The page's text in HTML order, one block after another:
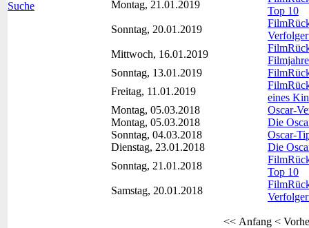
Suche
Montag, 21.01.2019
Top 10
Sonntag, 20.01.2019
Mittwoch, 16.01.2019
Sonntag, 13.01.2019
Freitag, 11.01.2019
eines
Montag, 05.03.2018
Oscar-
Montag, 05.03.2018
Die
Sonntag, 04.03.2018
Oscar-
Dienstag, 23.01.2018
Die
Sonntag, 21.01.2018
Top 10
Samstag, 20.01.2018
<< Anfang <